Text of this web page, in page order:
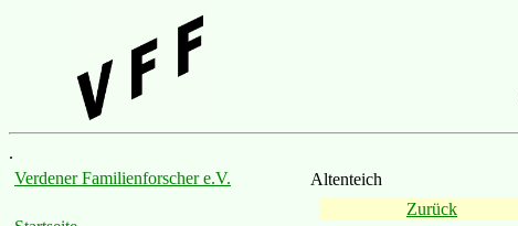
.
Verdener Familienforscher e.V.
Altenteich
Zurück